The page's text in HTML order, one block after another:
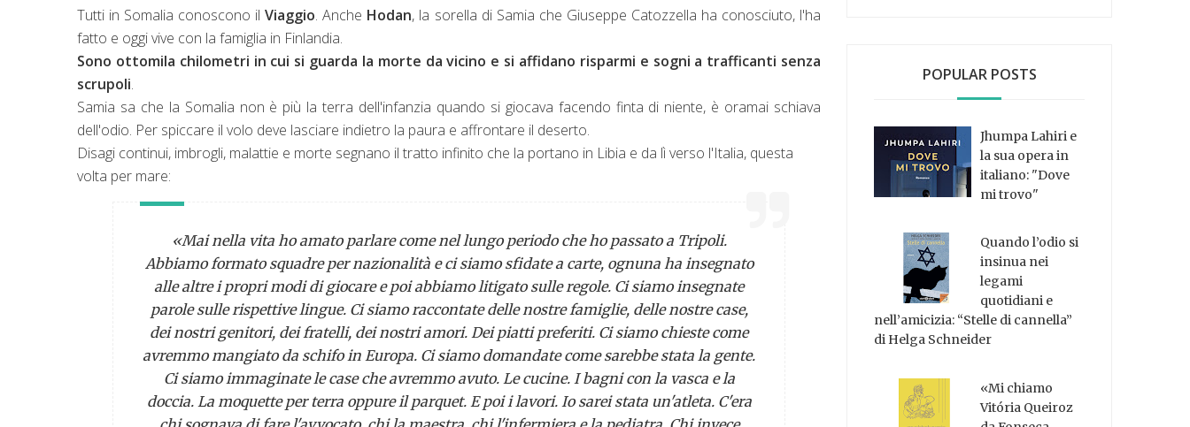
Tutti in Somalia conoscono ilViaggio. Anche Hodan, la sorella di Samia che Giuseppe Catozzella ha conosciuto, l'ha
fatto e oggi vive con la famiglia in Finlandia.
Sono ottomila chilometri in cui si guarda la morte da vicino e si affidano risparmi e sogni a trafficanti senza
scrupoli.
Samia sa che la Somalia non è più la terra dell'infanzia quando si giocava facendo finta di niente, è oramai schiava
dell'odio. Per spiccare il volo deve lasciare indietro la paura e affrontare il deserto.
Disagi continui, imbrogli, malattie e morte segnano il tratto infinito che la portano in Libia e da lì verso l'Italia, questa
volta per mare:
«Mai nella vita ho amato parlare come nel lungo periodo che ho passato a Tripoli.
Abbiamo formato squadre per nazionalità e ci siamo sfidate a carte, ognuna ha insegnato
alle altre i propri modi di giocare e poi abbiamo litigato sulle regole. Ci siamo insegnate
parole sulle rispettive lingue. Ci siamo raccontate delle nostre famiglie, delle nostre case,
dei nostri genitori, dei fratelli, dei nostri amori. Dei piatti preferiti. Ci siamo chieste come
avremmo mangiato da schifo in Europa. Ci siamo domandate come sarebbe stata la gente.
Ci siamo immaginate le case che avremmo avuto. Le cucine. I bagni con la vasca e la
doccia. La moquette per terra oppure il parquet. E poi i lavori. Io sarei stata un'atleta. C'era
POPULAR POSTS
Jhumpa Lahiri e
la sua opera in
italiano: "Dove
mi trovo"
Quando l’odio si
insinua nei
legami
quotidiani e
nell’amicizia: “Stelle di cannella”
di Helga Schneider
«Mi chiamo
Vitória Queiroz